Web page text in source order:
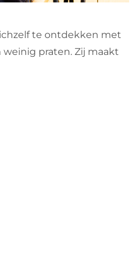
te ontdekken met
praten. Zij maakt